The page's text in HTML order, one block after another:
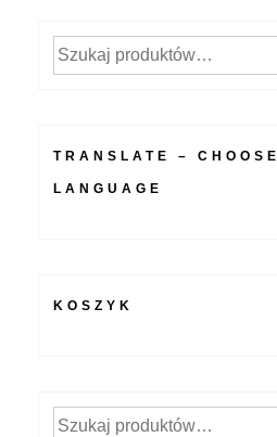
Szukaj:
TRANSLATE –
LANGUAGE
KOSZYK
Szukaj: